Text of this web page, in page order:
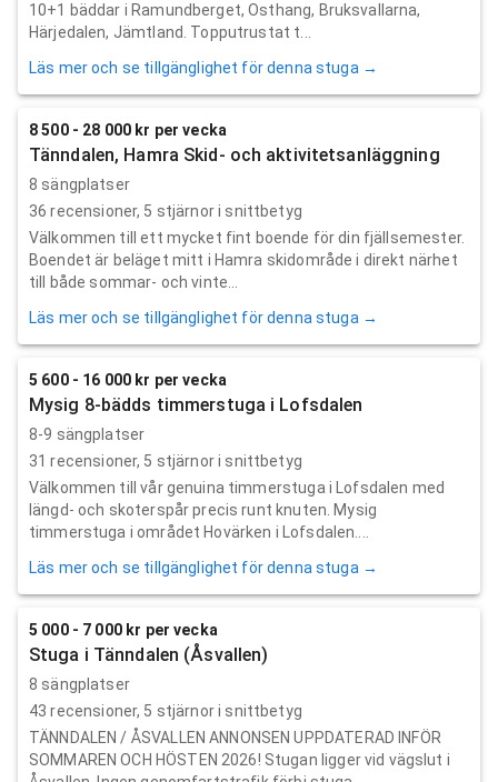
10+1 bäddar i Ramundberget, Osthang, Bruksvallarna,
Härjedalen, Jämtland. Topputrustat t...
Läs mer och se tillgänglighet för denna stuga →
8 500 - 28 000 kr per vecka
Tänndalen, Hamra Skid- och aktivitetsanläggning
8 sängplatser
36 recensioner, 5 stjärnor i snittbetyg
Välkommen till ett mycket fint boende för din fjällsemester.
Boendet är beläget mitt i Hamra skidområde i direkt närhet
till både sommar- och vinte...
Läs mer och se tillgänglighet för denna stuga →
5 600 - 16 000 kr per vecka
Mysig 8-bädds timmerstuga i Lofsdalen
8-9 sängplatser
31 recensioner, 5 stjärnor i snittbetyg
Välkommen till vår genuina timmerstuga i Lofsdalen med
längd- och skoterspår precis runt knuten. Mysig
timmerstuga i området Hovärken i Lofsdalen....
Läs mer och se tillgänglighet för denna stuga →
5 000 - 7 000 kr per vecka
Stuga i Tänndalen (Åsvallen)
8 sängplatser
43 recensioner, 5 stjärnor i snittbetyg
TÄNNDALEN / ÅSVALLEN ANNONSEN UPPDATERAD INFÖR
SOMMAREN OCH HÖSTEN 2026! Stugan ligger vid vägslut i